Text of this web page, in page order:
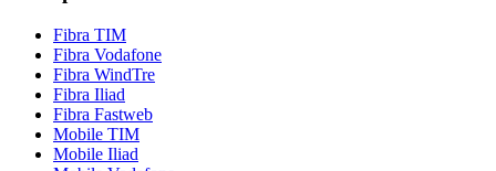
Fibra TIM
Fibra Vodafone
Fibra WindTre
Fibra Iliad
Fibra Fastweb
Mobile TIM
Mobile Iliad